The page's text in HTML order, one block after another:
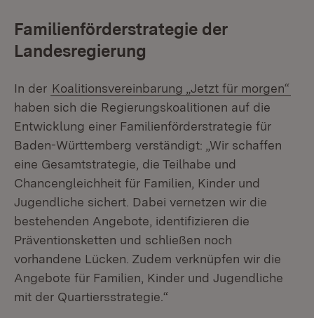
Familienförderstrategie der
Landesregierung
In der Koalitionsvereinbarung „Jetzt für morgen“
haben sich die Regierungskoalitionen auf die
Entwicklung einer Familienförderstrategie für
Baden-Württemberg verständigt: „Wir schaffen
eine Gesamtstrategie, die Teilhabe und
Chancengleichheit für Familien, Kinder und
Jugendliche sichert. Dabei vernetzen wir die
bestehenden Angebote, identifizieren die
Präventionsketten und schließen noch
vorhandene Lücken. Zudem verknüpfen wir die
Angebote für Familien, Kinder und Jugendliche
mit der Quartiersstrategie.“